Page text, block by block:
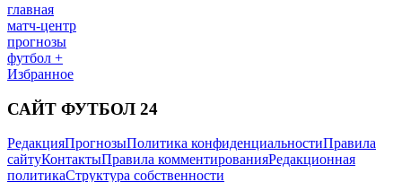
главная
матч-центр
прогнозы
футбол +
Избранное
САЙТ ФУТБОЛ 24
РедакцияПрогнозыПолитика конфиденциальностиПравила
сайтуКонтактыПравила комментированияРедакционная
политикаСтруктура собственности